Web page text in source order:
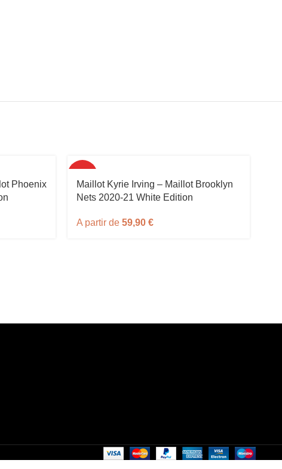
Phoenix
Maillot Kyrie Irving – Maillot Brooklyn
Nets 2020-21 White Edition
A partir de 59,90 €